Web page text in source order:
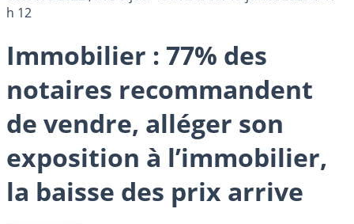
h 12
Immobilier : 77% des
notaires recommandent
de vendre, alléger son
exposition à l’immobilier,
la baisse des prix arrive